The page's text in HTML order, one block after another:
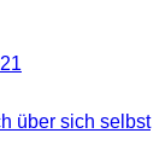
über sich selbst